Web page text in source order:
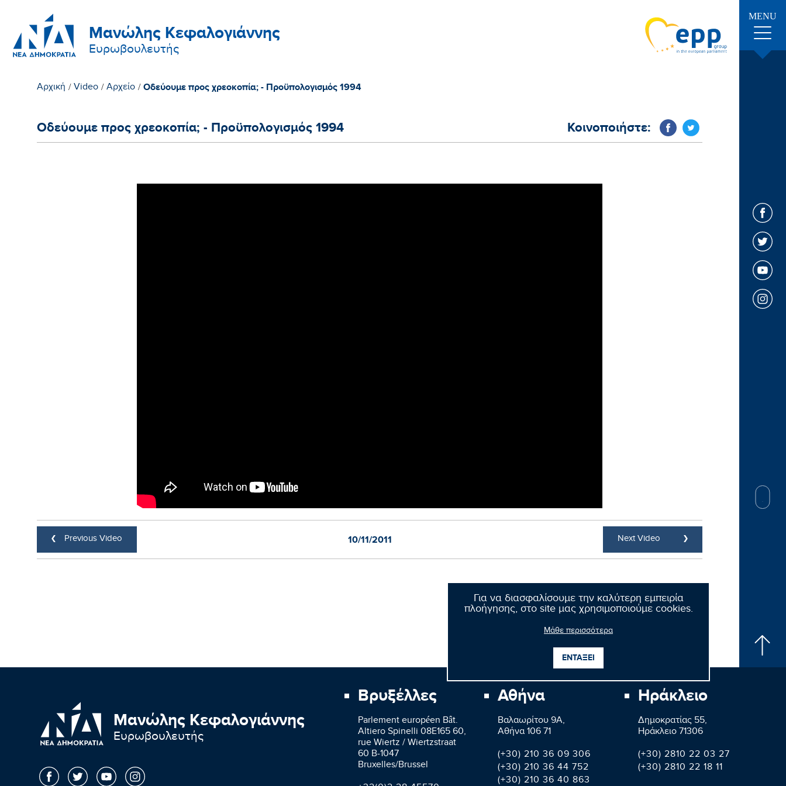
Μανώλης Κεφαλογιάννης
Ευρωβουλευτής
MENU
Για να διασφαλίσουμε την καλύτερη εμπειρία
πλοήγησης, στο site μας χρησιμοποιούμε cookies.
Μάθε περισσότερα
ΕΝΤΑΞΕΙ
Αρχική / Video / Αρχείο / Οδεύουμε προς χρεοκοπία; - Προϋπολογισμός 1994
Οδεύουμε προς χρεοκοπία; - Προϋπολογισμός 1994 Κοινοποιήστε:
Previous Video 10/11/2011 Next Video
Μανώλης Κεφαλογιάννης
Ευρωβουλευτής
Βρυξέλλες
Parlement européen Bât.
Altiero Spinelli 08E165 60,
rue Wiertz / Wiertzstraat
60 B-1047
Bruxelles/Brussel
Αθήνα
Βαλαωρίτου 9A,
Aθήνα 106 71
(+30) 210 36 09 306
(+30) 210 36 44 752
(+30) 210 36 40 863
Ηράκλειο
Δημοκρατίας 55,
Ηράκλειο 71306
(+30) 2810 22 03 27
(+30) 2810 22 18 11